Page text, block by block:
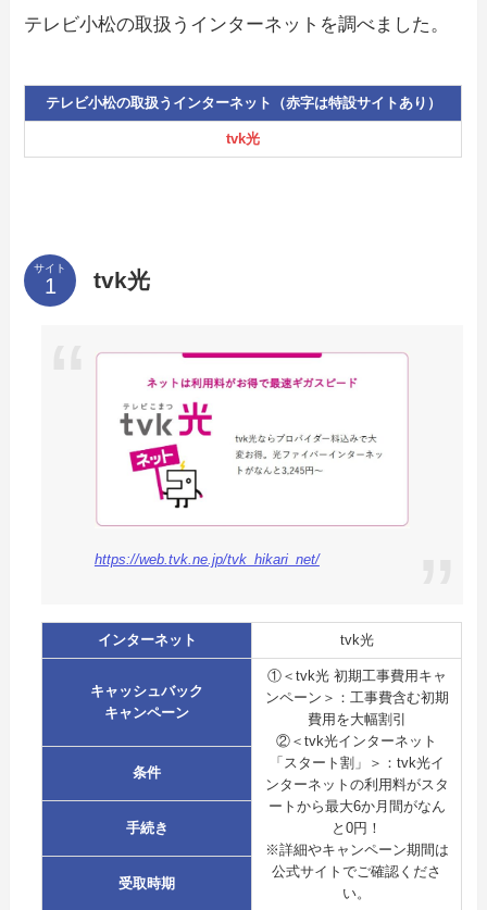
テレビ小松の取扱うインターネットを調べました。
テレビ小松の取扱うインターネット（赤字は特設サイトあり）
tvk光
サイト tvk光
https://web.tvk.ne.jp/tvk_hikari_net/
インターネット tvk光
キャッシュバック
キャンペーン
①＜tvk光 初期工事費用キャ
ンペーン＞：工事費含む初期
費用を大幅割引
②＜tvk光インターネット
「スタート割」＞：tvk光イ
ンターネットの利用料がスタ
ートから最大6か月間がなん
と0円！
※詳細やキャンペーン期間は
公式サイトでご確認くださ
い。
条件
手続き
受取時期